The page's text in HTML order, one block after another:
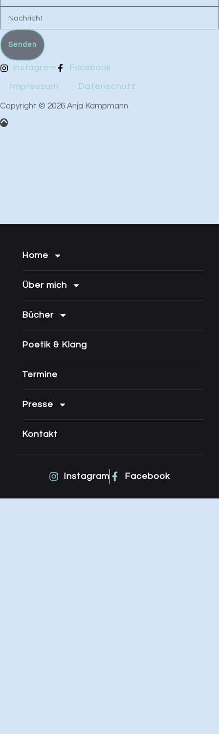
Senden
Instagram Facebook
Impressum Datenschutz
Copyright © 2026 Anja Kampmann
Home
Über mich
Bücher
Poetik & Klang
Termine
Presse
Kontakt
Instagram Facebook